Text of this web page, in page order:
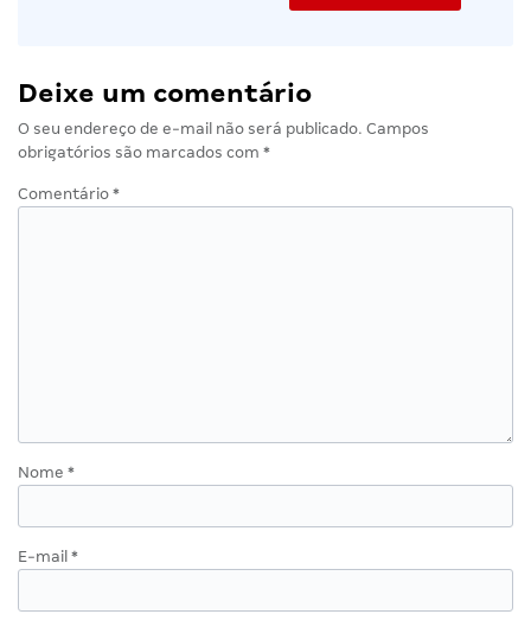
Deixe um comentário
O seu endereço de e-mail não será publicado. Campos
obrigatórios são marcados com *
Comentário *
Nome *
E-mail *